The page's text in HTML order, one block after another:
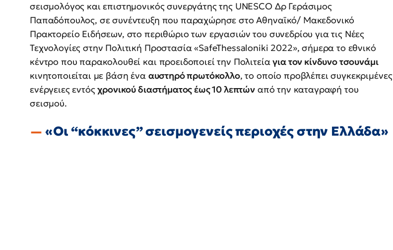
σεισμολόγος και επιστημονικός συνεργάτης της UNESCO Δρ Γεράσιμος
Παπαδόπουλος, σε συνέντευξη που παραχώρησε στο Αθηναϊκό/ Μακεδονικό
Πρακτορείο Ειδήσεων, στο περιθώριο των εργασιών του συνεδρίου για τις Νέες
Τεχνολογίες στην Πολιτική Προστασία «SafeThessaloniki 2022», σήμερα το εθνικό
κέντρο που παρακολουθεί και προειδοποιεί την Πολιτείαγια τον κίνδυνο τσουνάμι
κινητοποιείται με βάση ένα αυστηρό πρωτόκολλο, το οποίο προβλέπει συγκεκριμένες
ενέργειες εντόςχρονικού διαστήματος έως 10 λεπτών από την καταγραφή του
σεισμού.
«Οι “κόκκινες” σεισμογενείς περιοχές στην Ελλάδα»